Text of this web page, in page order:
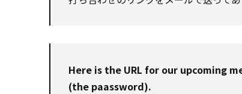
Here is the URL for our upcoming
(the paassword).